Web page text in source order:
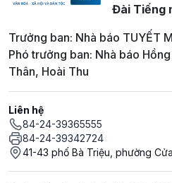
Đài Tiếng
Trưởng ban: Nhà báo TUYẾT
Phó trưởng ban: Nhà báo
Thân, Hoài Thu
Liên hệ
84-24-39365555
84-24-39342724
41-43 phố Bà Triệu, phường